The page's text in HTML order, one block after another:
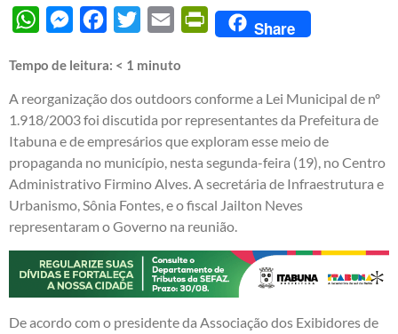
WhatsAppMessengerFacebook
Twitter Email PrintFriendly
Share
Tempo de leitura: < 1 minuto
A reorganização dos outdoors conforme a Lei Municipal de nº
1.918/2003 foi discutida por representantes da Prefeitura de
Itabuna e de empresários que exploram esse meio de
propaganda no município, nesta segunda-feira (19), no Centro
Administrativo Firmino Alves. A secretária de Infraestrutura e
Urbanismo, Sônia Fontes, e o fiscal Jailton Neves
representaram o Governo na reunião.
De acordo com o presidente da Associação dos Exibidores de